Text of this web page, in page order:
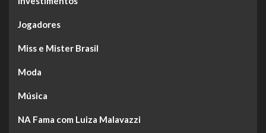
Jogadores
Miss e Mister Brasil
Moda
Música
NA Fama com Luiza Malavazzi